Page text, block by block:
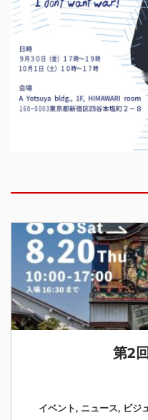
第2
イベント, ニュース, ビジ